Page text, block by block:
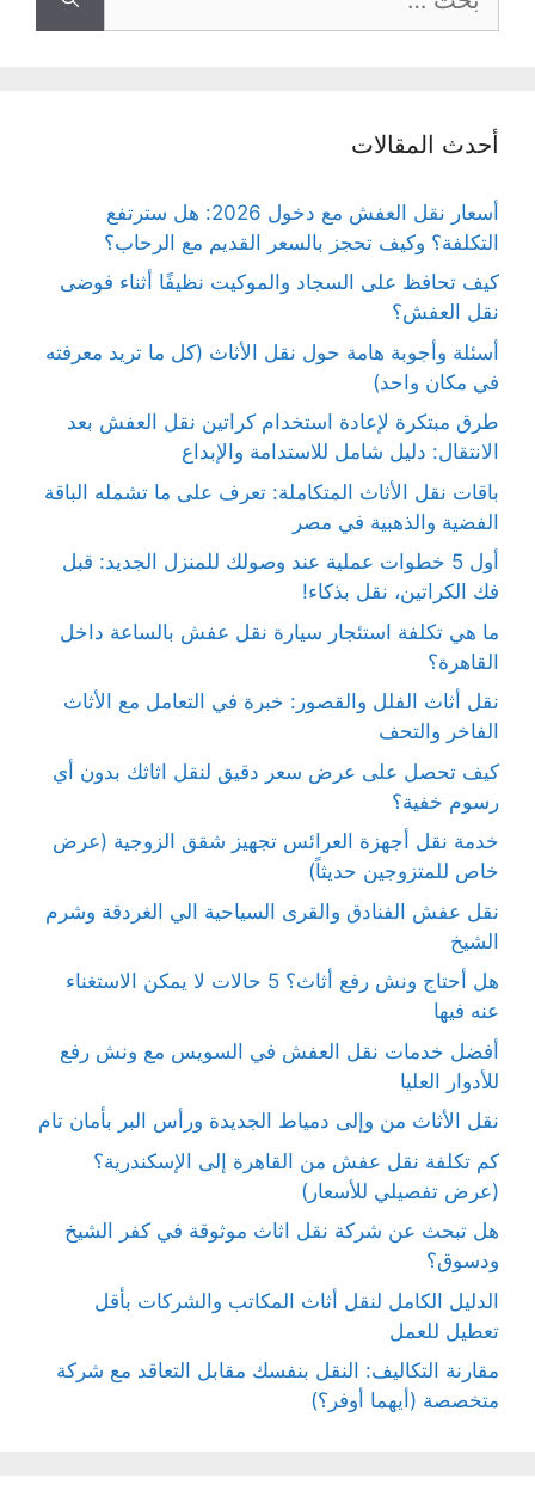
عن:
أحدث المقالات
أسعار نقل العفش مع دخول 2026: هل سترتفع
التكلفة؟ وكيف تحجز بالسعر القديم مع الرحاب؟
كيف تحافظ على السجاد والموكيت نظيفًا أثناء فوضى
نقل العفش؟
أسئلة وأجوبة هامة حول نقل الأثاث (كل ما تريد معرفته
في مكان واحد)
طرق مبتكرة لإعادة استخدام كراتين نقل العفش بعد
الانتقال: دليل شامل للاستدامة والإبداع
باقات نقل الأثاث المتكاملة: تعرف على ما تشمله الباقة
الفضية والذهبية في مصر
أول 5 خطوات عملية عند وصولك للمنزل الجديد: قبل
فك الكراتين، نقل بذكاء!
ما هي تكلفة استئجار سيارة نقل عفش بالساعة داخل
القاهرة؟
نقل أثاث الفلل والقصور: خبرة في التعامل مع الأثاث
الفاخر والتحف
كيف تحصل على عرض سعر دقيق لنقل اثاثك بدون أي
رسوم خفية؟
خدمة نقل أجهزة العرائس تجهيز شقق الزوجية (عرض
خاص للمتزوجين حديثاً)
نقل عفش الفنادق والقرى السياحية الي الغردقة وشرم
الشيخ
هل أحتاج ونش رفع أثاث؟ 5 حالات لا يمكن الاستغناء
عنه فيها
أفضل خدمات نقل العفش في السويس مع ونش رفع
للأدوار العليا
نقل الأثاث من وإلى دمياط الجديدة ورأس البر بأمان تام
كم تكلفة نقل عفش من القاهرة إلى الإسكندرية؟
(عرض تفصيلي للأسعار)
هل تبحث عن شركة نقل اثاث موثوقة في كفر الشيخ
ودسوق؟
الدليل الكامل لنقل أثاث المكاتب والشركات بأقل
تعطيل للعمل
مقارنة التكاليف: النقل بنفسك مقابل التعاقد مع شركة
متخصصة (أيهما أوفر؟)